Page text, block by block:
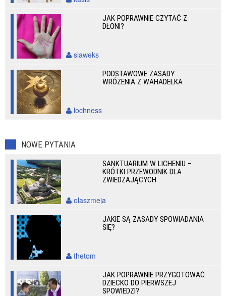
JAK POPRAWNIE CZYTAĆ Z
DŁONI?
slaweks
PODSTAWOWE ZASADY
WRÓŻENIA Z WAHADEŁKA
lochness
NOWE PYTANIA
SANKTUARIUM W LICHENIU –
KRÓTKI PRZEWODNIK DLA
ZWIEDZAJĄCYCH
olaszmeja
JAKIE SĄ ZASADY SPOWIADANIA
SIĘ?
thetom
JAK POPRAWNIE PRZYGOTOWAĆ
DZIECKO DO PIERWSZEJ
SPOWIEDZI?